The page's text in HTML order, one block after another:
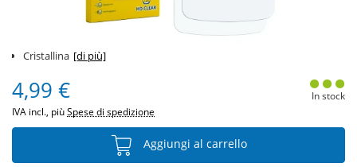
Cristallina [di più]
4,99 €
IVA incl., piùSpese di spedizione
In stock
Aggiungi al carrello